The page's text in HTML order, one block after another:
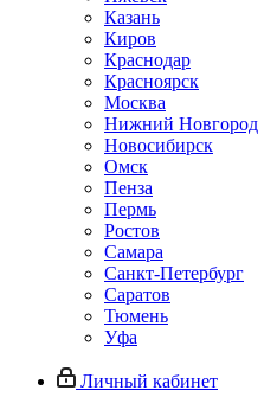
Казань
Киров
Краснодар
Красноярск
Москва
Нижний Новгород
Новосибирск
Омск
Пенза
Пермь
Ростов
Самара
Санкт-Петербург
Саратов
Тюмень
Уфа
Личный кабинет